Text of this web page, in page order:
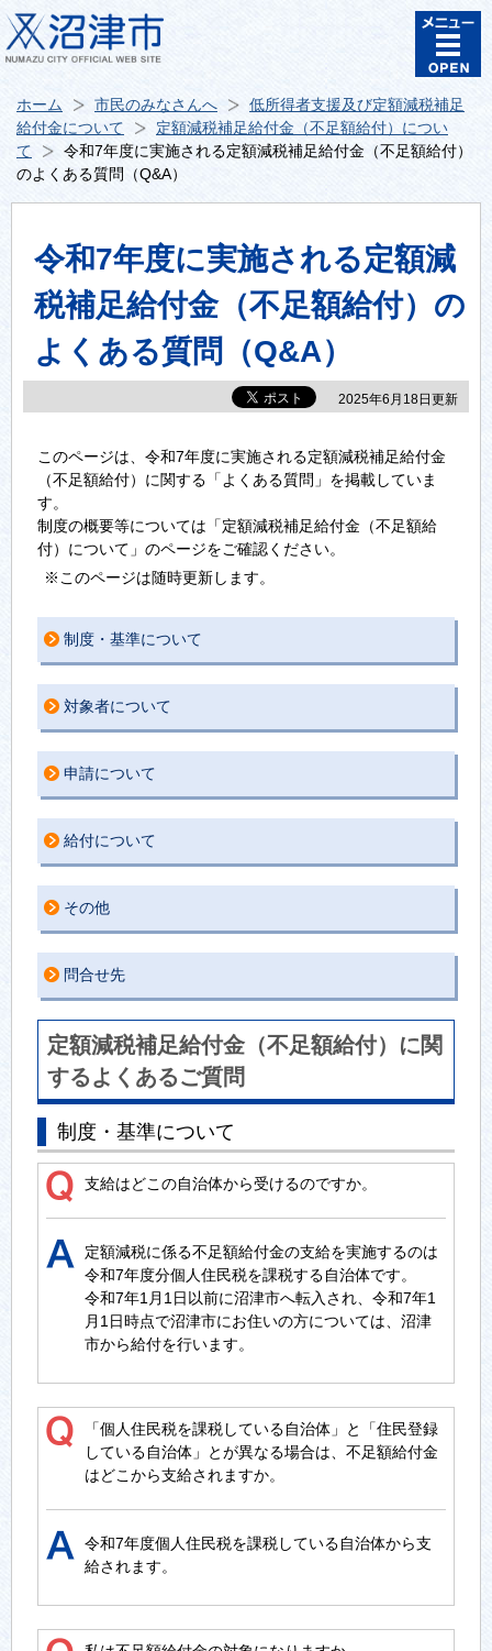
ホーム 市民のみなさんへ
低所得者支援及び定額減税補足
給付金について
定額減税補足給付金（不足額給付）につい
て
令和7年度に実施される定額減税補足給付金（不足額給付）
のよくある質問（Q&A）
令和7年度に実施される定額減
税補足給付金（不足額給付）の
よくある質問（Q&A）
2025年6月18日更新
このページは、令和7年度に実施される定額減税補足給付金
（不足額給付）に関する「よくある質問」を掲載していま
す。
制度の概要等については「定額減税補足給付金（不足額給
付）について」のページをご確認ください。
※このページは随時更新します。
制度・基準について
対象者について
申請について
給付について
その他
問合せ先
定額減税補足給付金（不足額給付）に関
するよくあるご質問
制度・基準について
支給はどこの自治体から受けるのですか。
定額減税に係る不足額給付金の支給を実施するのは
令和7年度分個人住民税を課税する自治体です。
令和7年1月1日以前に沼津市へ転入され、令和7年1
月1日時点で沼津市にお住いの方については、沼津
市から給付を行います。
「個人住民税を課税している自治体」と「住民登録
している自治体」とが異なる場合は、不足額給付金
はどこから支給されますか。
令和7年度個人住民税を課税している自治体から支
給されます。